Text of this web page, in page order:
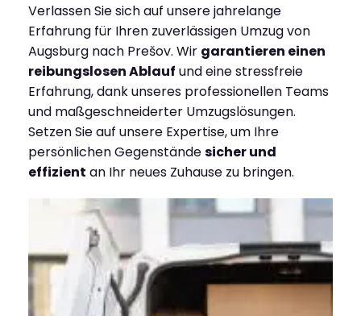
Verlassen Sie sich auf unsere jahrelange
Erfahrung für Ihren zuverlässigen Umzug von
Augsburg nach Prešov. Wir garantieren einen
reibungslosen Ablauf und eine stressfreie
Erfahrung, dank unseres professionellen Teams
und maßgeschneiderter Umzugslösungen.
Setzen Sie auf unsere Expertise, um Ihre
persönlichen Gegenständesicher und
effizient an Ihr neues Zuhause zu bringen.